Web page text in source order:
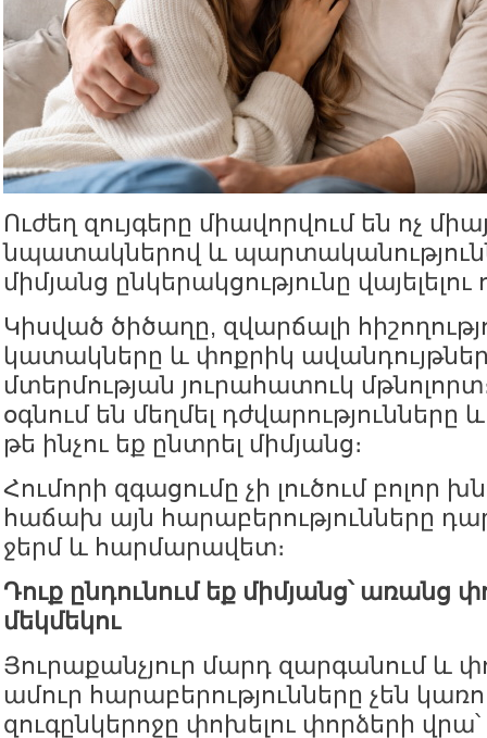
Ուժեղ զույգերը միավորվում են ոչ
նպատակներով և
միմյանց ընկերակցությունը վայելելու
Կիսված ծիծաղը, զվարճալի
կատակները և փոքրիկ
մտերմության յուրահատուկ
օգնում են մեղմել դժվարությունները
թե ինչու եք ընտրել միմյանց։
Հումորի զգացումը չի լուծում բոլոր
հաճախ այն հարաբերությունները
ջերմ և հարմարավետ։
Դուք ընդունում եք միմյանց՝ առանց
մեկմեկու
Յուրաքանչյուր մարդ զարգանում և
ամուր հարաբերությունները չեն
զուգընկերոջը փոխելու փորձերի վրա՝